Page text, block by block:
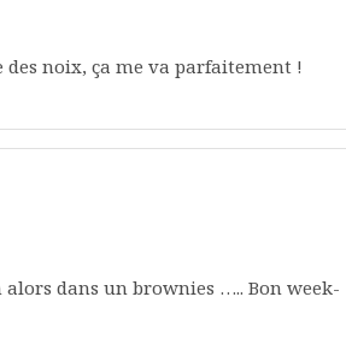
noix, ça me va parfaitement !
dans un brownies ….. Bon week-